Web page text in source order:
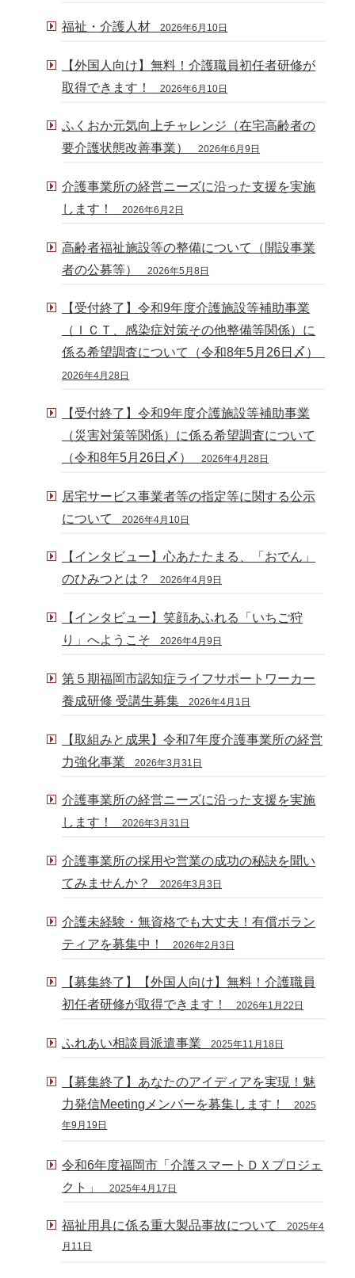
福祉・介護人材 2026年6月10日
【外国人向け】無料！介護職員初任者研修が
取得できます！
2026年6月10日
ふくおか元気向上チャレンジ（在宅高齢者の
要介護状態改善事業）
2026年6月9日
介護事業所の経営ニーズに沿った支援を実施
します！
2026年6月2日
高齢者福祉施設等の整備について（開設事業
者の公募等）
2026年5月8日
【受付終了】令和9年度介護施設等補助事業
（ＩＣＴ、感染症対策その他整備等関係）に
係る希望調査について（令和8年5月26日〆）
2026年4月28日
【受付終了】令和9年度介護施設等補助事業
（災害対策等関係）に係る希望調査について
（令和8年5月26日〆）
2026年4月28日
居宅サービス事業者等の指定等に関する公示
について
2026年4月10日
【インタビュー】心あたたまる、「おでん」
のひみつとは？
2026年4月9日
【インタビュー】笑顔あふれる「いちご狩
り」へようこそ
2026年4月9日
第５期福岡市認知症ライフサポートワーカー
養成研修 受講生募集
2026年4月1日
【取組みと成果】令和7年度介護事業所の経営
力強化事業
2026年3月31日
介護事業所の経営ニーズに沿った支援を実施
します！
2026年3月31日
介護事業所の採用や営業の成功の秘訣を聞い
てみませんか？
2026年3月3日
介護未経験・無資格でも大丈夫！有償ボラン
ティアを募集中！
2026年2月3日
【募集終了】【外国人向け】無料！介護職員
初任者研修が取得できます！
2026年1月22日
ふれあい相談員派遣事業 2025年11月18日
【募集終了】あなたのアイディアを実現！魅
力発信Meetingメンバーを募集します！
2025
年9月19日
令和6年度福岡市「介護スマートＤＸプロジェ
クト」
2025年4月17日
福祉用具に係る重大製品事故について 2025年4
月11日